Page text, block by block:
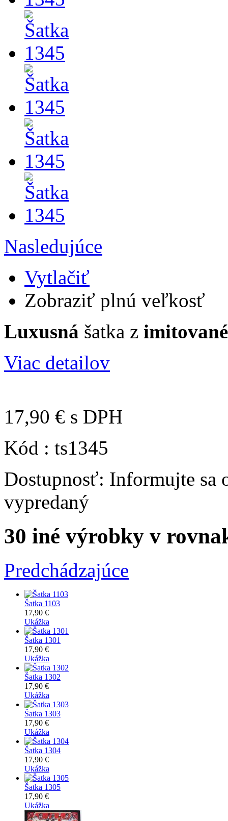
Nasledujúce
Vytlačiť
Zobraziť plnú veľkosť
Luxusná šatka z
Viac detailov
17,90 € s DPH
Kód : ts1345
Dostupnosť: Informujte sa
vypredaný
30 iné výrobky v
Predchádzajúce
Šatka 1103
17,90 €
Ukážka
Šatka 1301
17,90 €
Ukážka
Šatka 1302
17,90 €
Ukážka
Šatka 1303
17,90 €
Ukážka
Šatka 1304
17,90 €
Ukážka
Šatka 1305
17,90 €
Ukážka